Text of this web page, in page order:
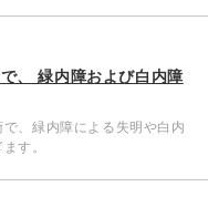
、 緑内障および白内障
、緑内障による失明や白内
す。